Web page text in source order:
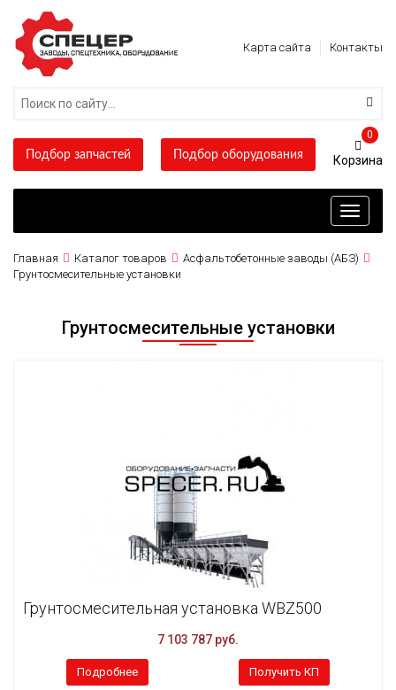
Карта сайта Контакты
Подбор запчастей Подбор оборудования
0
Toggle
Главная Каталог товаров
Асфальтобетонные заводы (АБЗ)
Грунтосмесительные установки
Грунтосмесительные установки
Грунтосмесительная установка WBZ500
7 103 787 руб.
Подробнее Получить КП